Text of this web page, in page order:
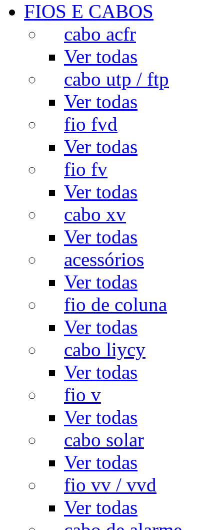
FIOS E CABOS
cabo acfr
Ver todas
cabo utp / ftp
Ver todas
fio fvd
Ver todas
fio fv
Ver todas
cabo xv
Ver todas
acessórios
Ver todas
fio de coluna
Ver todas
cabo liycy
Ver todas
fio v
Ver todas
cabo solar
Ver todas
fio vv / vvd
Ver todas